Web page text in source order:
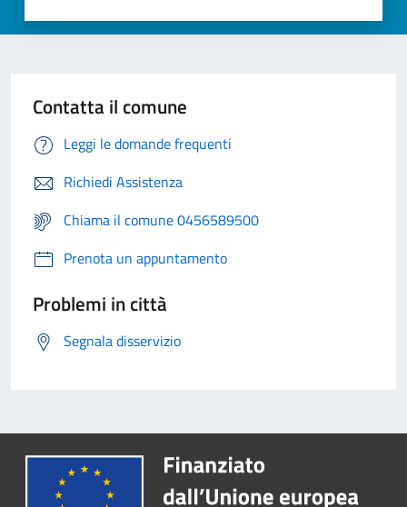
Contatta il comune
Leggi le domande frequenti
Richiedi Assistenza
Chiama il comune 0456589500
Prenota un appuntamento
Problemi in città
Segnala disservizio